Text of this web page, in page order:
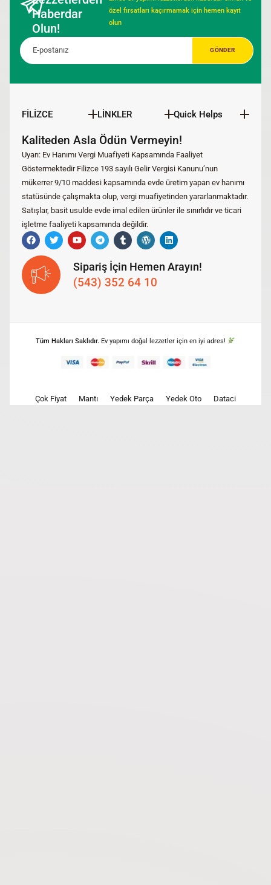
Haberdar
Olun!
özel fırsatları kaçırmamak için hemen kayıt
olun
FİLİZCE LİNKLER Quick Helps
Kaliteden Asla Ödün Vermeyin!
Uyarı: Ev Hanımı Vergi Muafiyeti Kapsamında Faaliyet
Göstermektedir Filizce 193 sayılı Gelir Vergisi Kanunu’nun
mükerrer 9/10 maddesi kapsamında evde üretim yapan ev hanımı
statüsünde çalışmakta olup, vergi muafiyetinden yararlanmaktadır.
Satışlar, basit usulde evde imal edilen ürünler ile sınırlıdır ve ticari
işletme faaliyeti kapsamında değildir.
Sipariş İçin Hemen Arayın!
(543) 352 64 10
Tüm Hakları Saklıdır. Ev yapımı doğal lezzetler için en iyi adres!
Çok Fiyat Mantı Yedek Parça Yedek Oto Dataci